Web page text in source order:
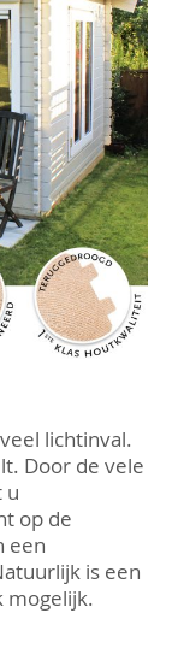
lichtinval.
Door de vele
u
op de
een
is een
mogelijk.